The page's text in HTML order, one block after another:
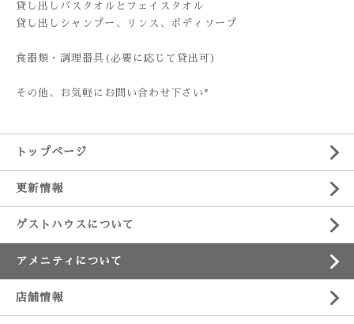
貸し出しバスタオルとフェイスタオル
貸し出しシャンプー、リンス、ボディソープ
食器類・調理器具(必要に応じて貸出可)
その他、お気軽にお問い合わせ下さい*
トップページ
更新情報
ゲストハウスについて
アメニティについて
店舗情報